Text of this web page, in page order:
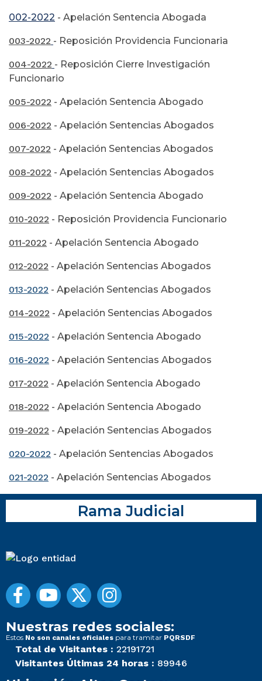
002-2022 - Apelación Sentencia Abogada
003-2022 - Reposición Providencia Funcionaria
004-2022 - Reposición Cierre Investigación
Funcionario
005-2022 - Apelación Sentencia Abogado
006-2022 - Apelación Sentencias Abogados
007-2022 - Apelación Sentencias Abogados
008-2022 - Apelación Sentencias Abogados
009-2022 - Apelación Sentencia Abogado
010-2022 - Reposición Providencia Funcionario
011-2022 - Apelación Sentencia Abogado
012-2022 - Apelación Sentencias Abogados
013-2022 - Apelación Sentencias Abogados
014-2022 - Apelación Sentencias Abogados
015-2022 - Apelación Sentencia Abogado
016-2022 - Apelación Sentencias Abogados
017-2022 - Apelación Sentencia Abogado
018-2022 - Apelación Sentencia Abogado
019-2022 - Apelación Sentencias Abogados
020-2022 - Apelación Sentencias Abogados
021-2022 - Apelación Sentencias Abogados
Rama Judicial
Nuestras redes sociales:
Estos No son canales oficiales para tramitar PQRSDF
Total de Visitantes : 22191721
Visitantes Últimas 24 horas : 89946